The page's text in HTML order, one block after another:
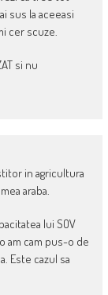
sus la aceeasi
cer scuze.
si nu
in agricultura
araba.
lui SOV
am cam pus-o de
Este cazul sa